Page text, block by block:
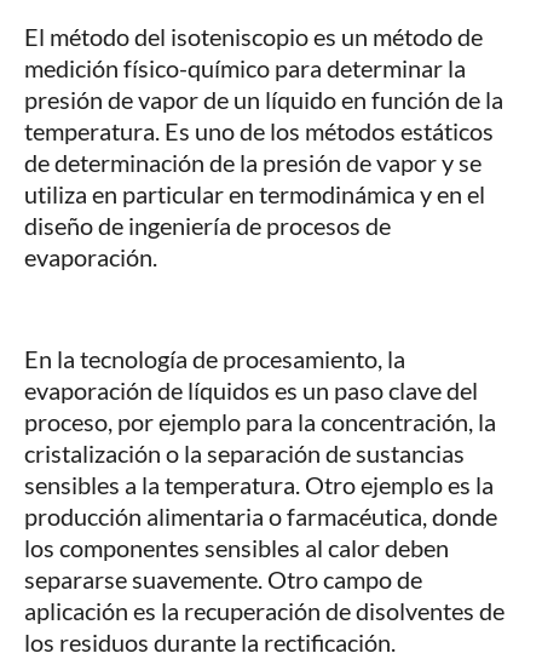
El método del isoteniscopio es un método de
medición físico-químico para determinar la
presión de vapor de un líquido en función de la
temperatura. Es uno de los métodos estáticos
de determinación de la presión de vapor y se
utiliza en particular en termodinámica y en el
diseño de ingeniería de procesos de
evaporación.
En la tecnología de procesamiento, la
evaporación de líquidos es un paso clave del
proceso, por ejemplo para la concentración, la
cristalización o la separación de sustancias
sensibles a la temperatura. Otro ejemplo es la
producción alimentaria o farmacéutica, donde
los componentes sensibles al calor deben
separarse suavemente. Otro campo de
aplicación es la recuperación de disolventes de
los residuos durante la rectificación.